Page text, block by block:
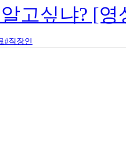
고싶냐? [
#직장인